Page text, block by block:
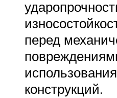
перед
конструкций.